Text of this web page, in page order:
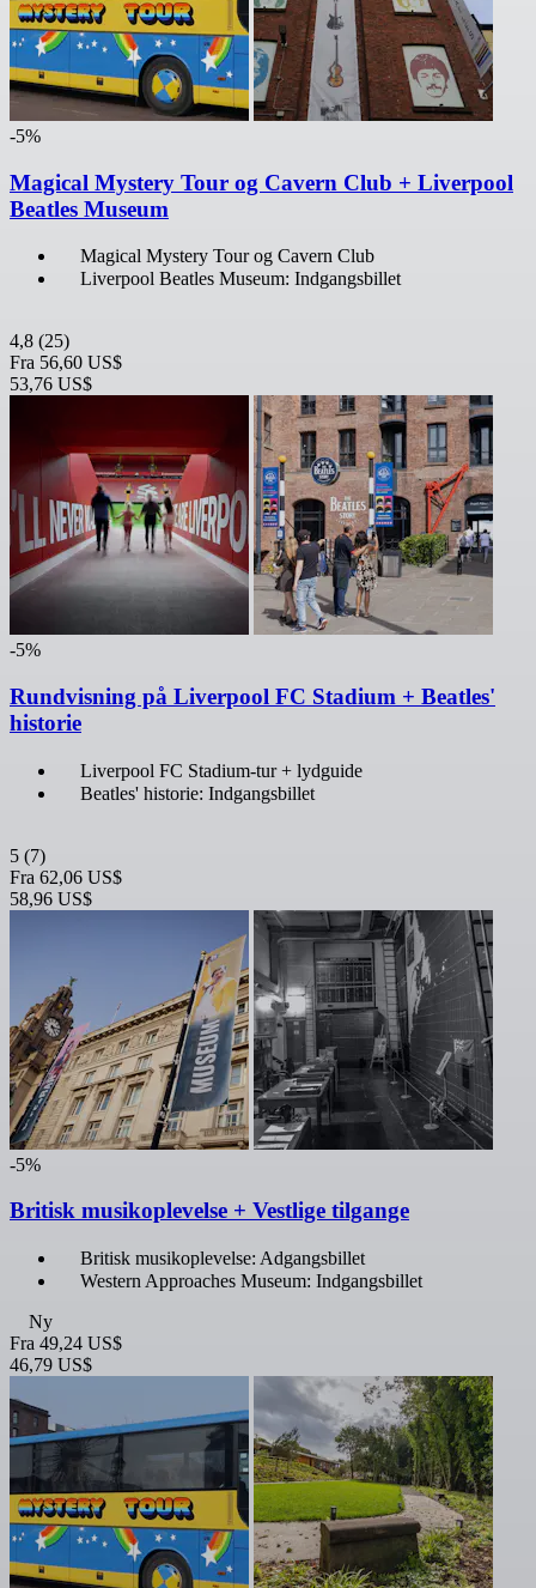
-5%
Magical Mystery Tour og Cavern Club + Liverpool
Beatles Museum
Magical Mystery Tour og Cavern Club
Liverpool Beatles Museum: Indgangsbillet
4,8 (25)
Fra 56,60 US$
53,76 US$
-5%
Rundvisning på Liverpool FC Stadium + Beatles'
historie
Liverpool FC Stadium-tur + lydguide
Beatles' historie: Indgangsbillet
5 (7)
Fra 62,06 US$
58,96 US$
-5%
Britisk musikoplevelse + Vestlige tilgange
Britisk musikoplevelse: Adgangsbillet
Western Approaches Museum: Indgangsbillet
Ny
Fra 49,24 US$
46,79 US$